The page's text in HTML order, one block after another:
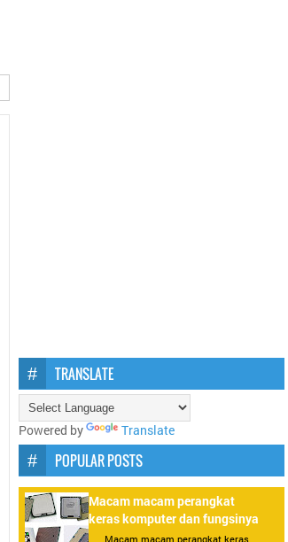
TRANSLATE
Powered by Translate
POPULAR POSTS
Macam macam perangkat
keras komputer dan fungsinya
Macam macam perangkat keras